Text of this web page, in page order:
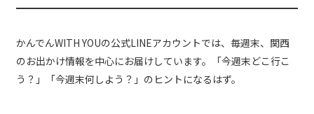
かんでんWITH YOUの公式LINEアカウントでは、毎週末、関西
のお出かけ情報を中心にお届けしています。「今週末どこ行こ
う？」「今週末何しよう？」のヒントになるはず。